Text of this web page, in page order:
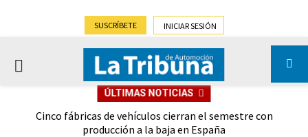
SUSCRÍBETE INICIAR SESIÓN
PRIMARY
ÚLTIMAS NOTICIAS
Cinco fábricas de vehículos cierran el semestre con
producción a la baja en España